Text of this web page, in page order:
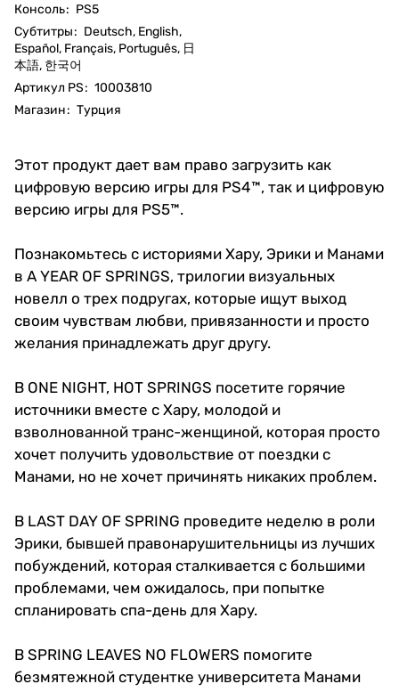
Консоль: PS5
Субтитры: Deutsch, English,
Español, Français, Português, 日
本語, 한국어
Артикул PS: 10003810
Магазин: Турция
Этот продукт дает вам право загрузить как
цифровую версию игры для PS4™, так и цифровую
версию игры для PS5™.
Познакомьтесь с историями Хару, Эрики и Манами
в A YEAR OF SPRINGS, трилогии визуальных
новелл о трех подругах, которые ищут выход
своим чувствам любви, привязанности и просто
желания принадлежать друг другу.
В ONE NIGHT, HOT SPRINGS посетите горячие
источники вместе с Хару, молодой и
взволнованной транс-женщиной, которая просто
хочет получить удовольствие от поездки с
Манами, но не хочет причинять никаких проблем.
В LAST DAY OF SPRING проведите неделю в роли
Эрики, бывшей правонарушительницы из лучших
побуждений, которая сталкивается с большими
проблемами, чем ожидалось, при попытке
спланировать спа-день для Хару.
В SPRING LEAVES NO FLOWERS помогите
безмятежной студентке университета Манами